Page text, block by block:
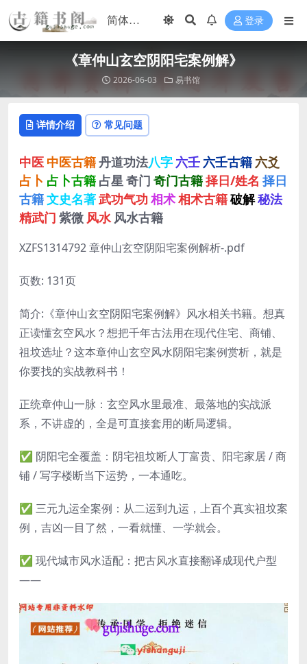
登录
《​章仲山玄空阴阳宅案例解》
2026-06-03 易书馆
详情介绍 常见问题
中医 中医古籍丹道功法八字 六壬 六壬古籍 六爻
占卜 占卜古籍 占星 奇门 奇门古籍择日/姓名 择日
古籍文史名著武功气功 相术相术古籍破解秘法
精武门 紫微 风水 风水古籍
XZFS1314792 章仲山玄空阴阳宅案例解析-.pdf
页数: 131页
简介:《章仲山玄空阴阳宅案例解》风水相关书籍。想真
正读懂玄空风水？想把千年古法用在现代住宅、商铺、
祖坟选址？这本章仲山玄空风水阴阳宅案例赏析，就是
你要找的实战教科书！
正统章仲山一脉：玄空风水里最准、最落地的实战派
系，不讲虚的，全是可直接套用的断局逻辑。
✅ 阴阳宅全覆盖：阴宅祖坟断人丁富贵、阳宅家居 / 商
铺 / 写字楼断当下运势，一本通吃。
✅ 三元九运全案例：从二运到九运，上百个真实祖坟案
例，吉凶一目了然，一看就懂、一学就会。
✅ 现代城市风水适配：把古风水直接翻译成现代户型
——